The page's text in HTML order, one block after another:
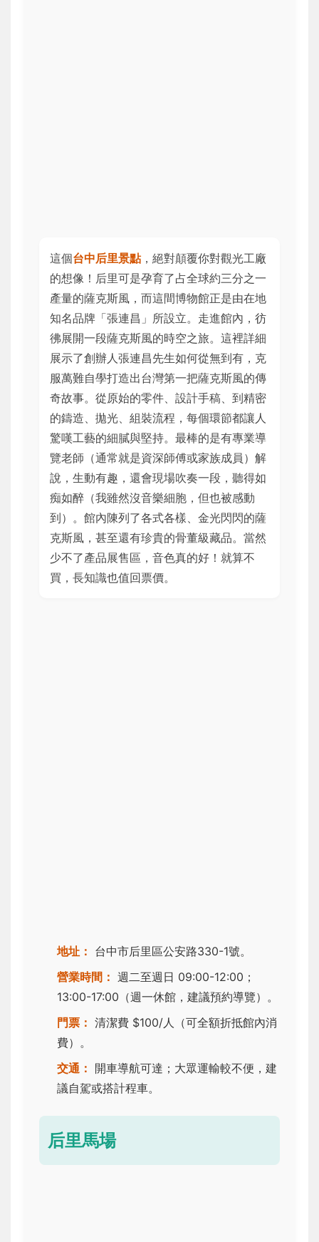
這個台中后里景點，絕對顛覆你對觀光工廠
的想像！后里可是孕育了占全球約三分之一
產量的薩克斯風，而這間博物館正是由在地
知名品牌「張連昌」所設立。走進館內，彷
彿展開一段薩克斯風的時空之旅。這裡詳細
展示了創辦人張連昌先生如何從無到有，克
服萬難自學打造出台灣第一把薩克斯風的傳
奇故事。從原始的零件、設計手稿、到精密
的鑄造、拋光、組裝流程，每個環節都讓人
驚嘆工藝的細膩與堅持。最棒的是有專業導
覽老師（通常就是資深師傅或家族成員）解
說，生動有趣，還會現場吹奏一段，聽得如
痴如醉（我雖然沒音樂細胞，但也被感動
到）。館內陳列了各式各樣、金光閃閃的薩
克斯風，甚至還有珍貴的骨董級藏品。當然
少不了產品展售區，音色真的好！就算不
買，長知識也值回票價。
地址： 台中市后里區公安路330-1號。
營業時間： 週二至週日 09:00-12:00；
13:00-17:00（週一休館，建議預約導覽）。
門票： 清潔費 $100/人（可全額折抵館內消
費）。
交通： 開車導航可達；大眾運輸較不便，建
議自駕或搭計程車。
后里馬場